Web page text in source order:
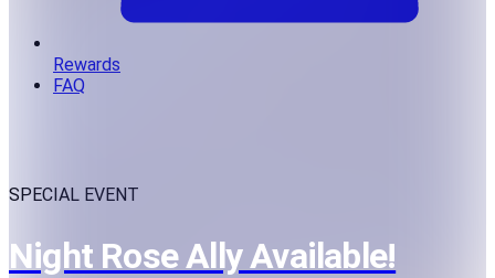
Rewards
FAQ
SPECIAL EVENT
Night Rose Ally Available!